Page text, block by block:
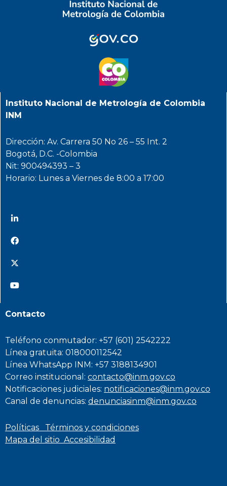
Instituto Nacional de Metrología de Colombia
INM
Dirección: Av. Carrera 50 No 26 – 55 Int. 2
Bogotá, D.C. -Colombia
Nit: 900494393 – 3
Horario: Lunes a Viernes de 8:00 a 17:00
@INMdeColombia
@INMdeColombia
@INMdeColombia
@INMdeColombia
Contacto
Teléfono conmutador: +57 (601) 2542222
Línea gratuita: 018000112542
Línea WhatsApp INM: +57 3188134901
Correo institucional: contacto@inm.gov.co
Notificaciones judiciales: notificaciones@inm.gov.co
Canal de denuncias: denunciasinm@inm.gov.co
Políticas Términos y condiciones
Mapa del sitio Accesibilidad